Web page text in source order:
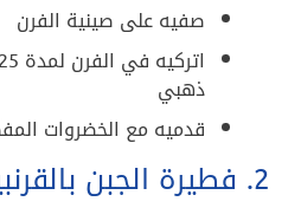
صفيه على صينية الفرن
ذهبي
قدميه مع الخضروات
2. فطيرة الجبن بالقرنبيط والجزر